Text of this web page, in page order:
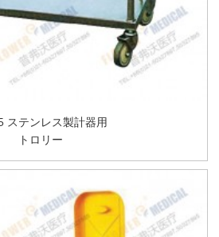
ステンレス製計器用
トロリー